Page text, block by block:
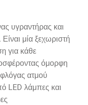
υγραντήρας και
μία ξεχωριστή
για κάθε
όμορφη
ατμού
LED λάμπες και